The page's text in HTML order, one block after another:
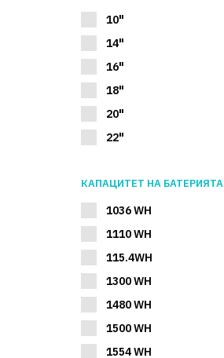
10"
14"
16"
18"
20"
22"
КАПАЦИТЕТ НА БАТЕРИЯТА
1036 WH
1110 WH
115.4WH
1300 WH
1480 WH
1500 WH
1554 WH